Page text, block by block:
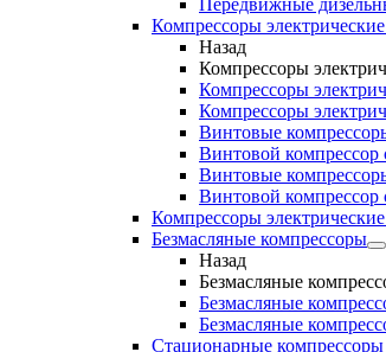
Передвижные
Компрессоры
Назад
Компрессоры
Компрессоры
Компрессоры
Винтовые
Винтовой компрессор
Винтовые
Винтовой компрессор
Компрессоры
Безмасляные компрессоры
Назад
Безмасляные
Безмасляные
Безмасляные
Стационарные